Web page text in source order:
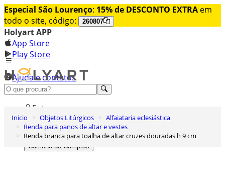
Especial São Lourenço: 15% de DESCONTO EXTRA em
todo o site, código:
260807
Holyart APP
App Store
Play Store
Ajuda e contatos
Conheça premium
Entrar
Lista de Desejos
0
Carrinho de Compras
Inicio Objetos Litúrgicos
Alfaiataria eclesiástica
Renda para panos de altar e vestes
Renda branca para toalha de altar cruzes douradas h 9 cm